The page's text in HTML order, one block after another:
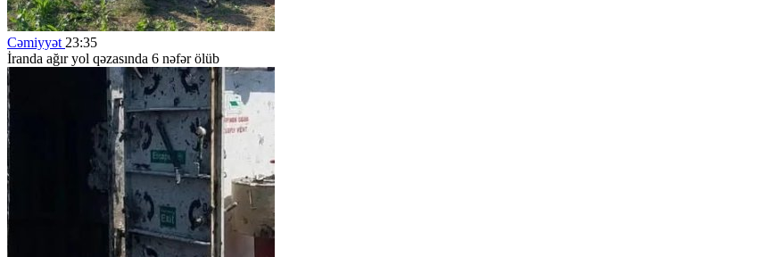
Cəmiyyət 23:35
İranda ağır yol qəzasında 6 nəfər ölüb